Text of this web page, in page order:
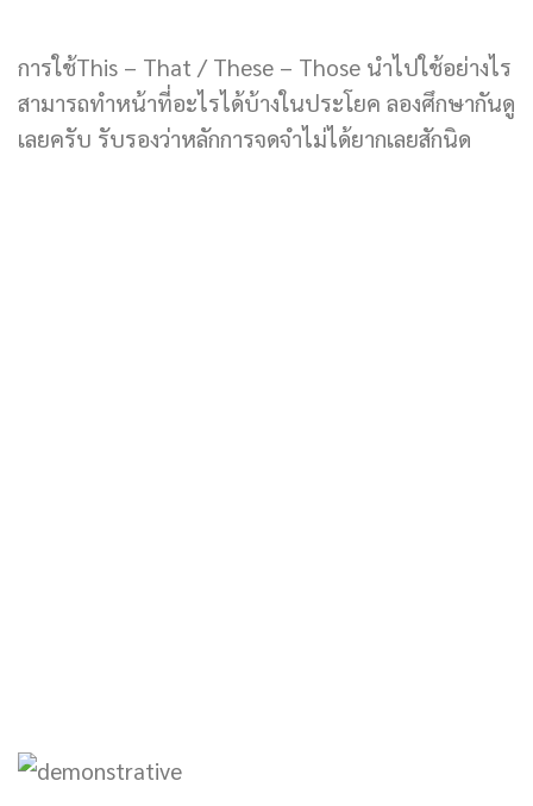
การใช้This – That / These – Those นำไปใช้อย่างไร
สามารถทำหน้าที่อะไรได้บ้างในประโยค ลองศึกษากันดู
เลยครับ รับรองว่าหลักการจดจำไม่ได้ยากเลยสักนิด